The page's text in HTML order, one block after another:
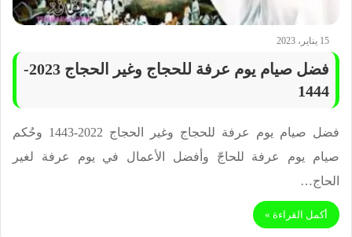
15 يناير، 2023
فضل صيام يوم عرفة للحجاج وغير الحجاج 2023-
1444
فضل صيام يوم عرفة للحجاج وغير الحجاج 2022-1443 وحُكم
صيام يوم عرفة للحاجّ وأفضل الأعمال في يوم عرفة لغير
الحاج…
أكمل القراءة »